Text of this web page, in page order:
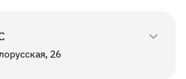
26